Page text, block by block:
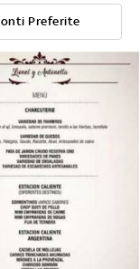
Preferite